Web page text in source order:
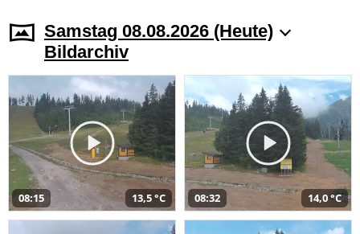
Samstag 08.08.2026 (Heute)
Bildarchiv
08:15 13,5 °C 08:32 14,0 °C